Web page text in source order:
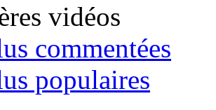
vidéos
commentées
populaires